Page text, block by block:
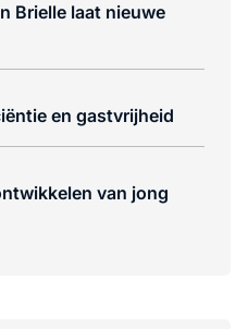
Brielle laat nieuwe
en gastvrijheid
van jong